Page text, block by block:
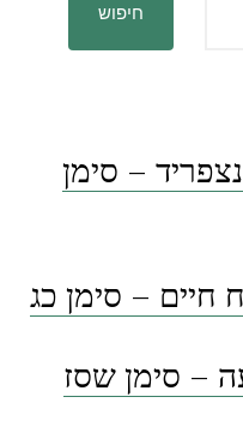
חיפוש
– סימן
חיים – סימן כג
– סימן שסז